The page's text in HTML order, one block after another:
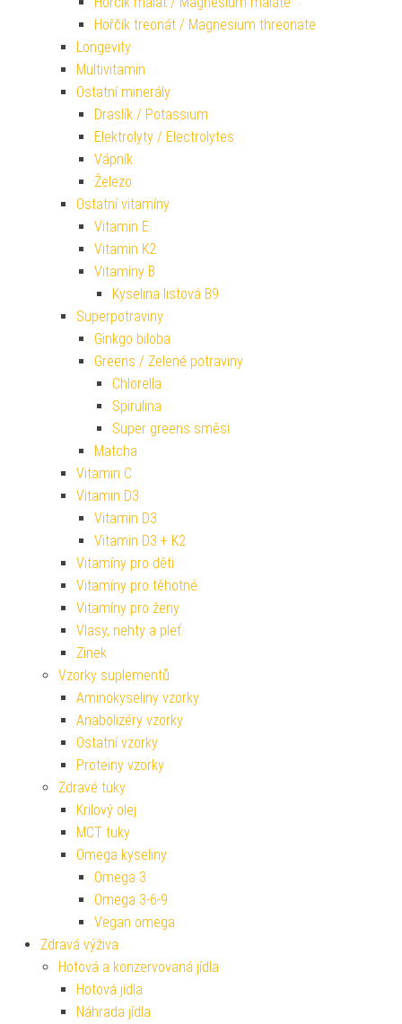
Hořčík treonát / Magnesium threonate
Longevity
Multivitamin
Ostatní minerály
Draslík / Potassium
Elektrolyty / Electrolytes
Vápník
Železo
Ostatní vitamíny
Vitamin E
Vitamin K2
Vitamíny B
Kyselina listová B9
Superpotraviny
Ginkgo biloba
Greens / Zelené potraviny
Chlorella
Spirulina
Super greens směsi
Matcha
Vitamin C
Vitamin D3
Vitamin D3
Vitamin D3 + K2
Vitamíny pro děti
Vitamíny pro těhotné
Vitamíny pro ženy
Vlasy, nehty a pleť
Zinek
Vzorky suplementů
Aminokyseliny vzorky
Anabolizéry vzorky
Ostatní vzorky
Proteiny vzorky
Zdravé tuky
Krilový olej
MCT tuky
Omega kyseliny
Omega 3
Omega 3-6-9
Vegan omega
Zdravá výživa
Hotová a konzervovaná jídla
Hotová jídla
Náhrada jídla